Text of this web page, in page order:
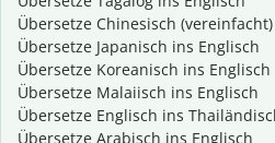
Übersetze Chinesisch
Übersetze Japanisch ins Englisch
Übersetze Koreanisch ins Englisch
Übersetze Malaiisch ins Englisch
Übersetze Englisch ins
Übersetze Arabisch ins Englisch